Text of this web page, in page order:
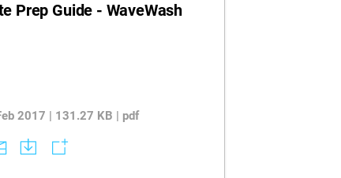
Prep Guide - WaveWash
2017 | 131.27 KB | pdf